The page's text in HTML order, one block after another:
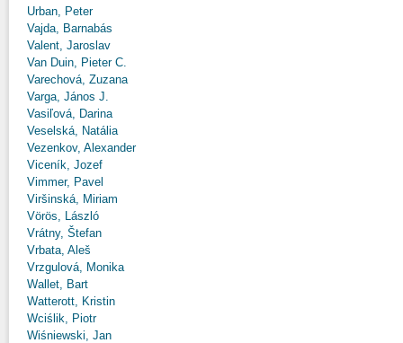
Urban, Peter
Vajda, Barnabás
Valent, Jaroslav
Van Duin, Pieter C.
Varechová, Zuzana
Varga, János J.
Vasiľová, Darina
Veselská, Natália
Vezenkov, Alexander
Viceník, Jozef
Vimmer, Pavel
Viršinská, Miriam
Vörös, László
Vrátny, Štefan
Vrbata, Aleš
Vrzgulová, Monika
Wallet, Bart
Watterott, Kristin
Wciślik, Piotr
Wiśniewski, Jan